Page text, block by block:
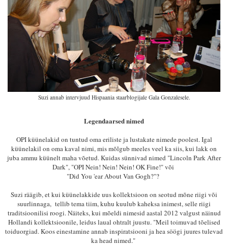
Suzi annab intervjuud Hispaania staarblogijale Gala Gonzalesele.
Legendaarsed nimed
OPI küünelakid on tuntud oma eriliste ja lustakate nimede poolest. Igal
küünelakil on oma kaval nimi, mis mõlgub meeles veel ka siis, kui lakk on
juba ammu küünelt maha võetud. Kuidas sünnivad nimed "Lincoln Park After
Dark", "OPI Nein! Nein! Nein! OK Fine!" või
"Did You 'ear About Van Gogh?"?
Suzi räägib, et kui küünelakkide uus kollektsioon on seotud mõne riigi või
suurlinnaga, tellib tema tiim, kuhu kuulub kaheksa inimest, selle riigi
traditsioonilisi roogi. Näiteks, kui mõeldi nimesid aastal 2012 valgust näinud
Hollandi kollektsioonile, leidus laual ohtralt juustu. "Meil toimuvad tõelised
toiduorgiad. Koos einestamine annab inspiratsiooni ja hea söögi juures tulevad
ka head nimed."